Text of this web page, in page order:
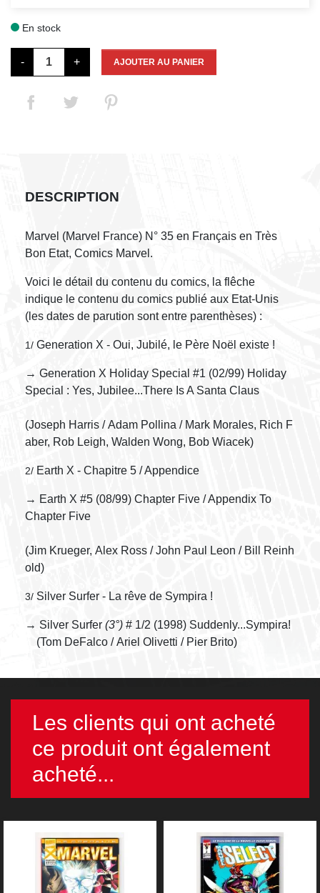
En stock
- + AJOUTER AU PANIER
DESCRIPTION
Marvel (Marvel France) N° 35 en Français en Très
Bon Etat, Comics Marvel.
Voici le détail du contenu du comics, la flêche
indique le contenu du comics publié aux Etat-Unis
(les dates de parution sont entre parenthèses) :
1/ Generation X - Oui, Jubilé, le Père Noël existe !
→ Generation X Holiday Special #1 (02/99) Holiday
Special : Yes, Jubilee...There Is A Santa Claus
(Joseph Harris / Adam Pollina / Mark Morales, Rich F
aber, Rob Leigh, Walden Wong, Bob Wiacek)
2/ Earth X - Chapitre 5 / Appendice
→ Earth X #5 (08/99) Chapter Five / Appendix To
Chapter Five
(Jim Krueger, Alex Ross / John Paul Leon / Bill Reinh
old)
3/ Silver Surfer - La rêve de Sympira !
→ Silver Surfer (3°) # 1/2 (1998) Suddenly...Sympira!
(Tom DeFalco / Ariel Olivetti / Pier Brito)
Les clients qui ont acheté
ce produit ont également
acheté...